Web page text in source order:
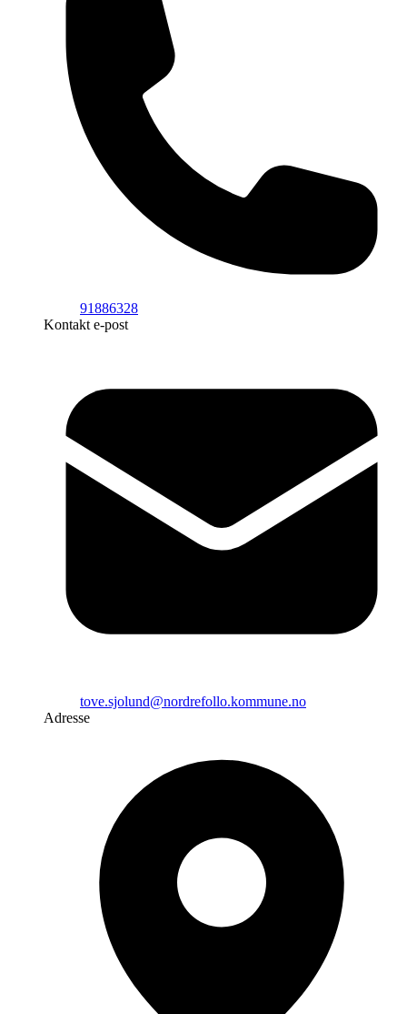
91886328
Kontakt e-post
tove.sjolund@nordrefollo.kommune.no
Adresse